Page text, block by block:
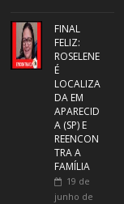
FINAL
FELIZ:
ROSELENE
É
LOCALIZA
DA EM
APARECID
A (SP) E
REENCON
TRA A
FAMÍLIA
19 de
junho de